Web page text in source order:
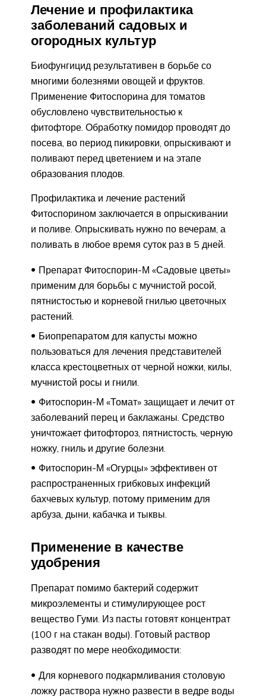
Лечение и профилактика
заболеваний садовых и
огородных культур
Биофунгицид результативен в борьбе со
многими болезнями овощей и фруктов.
Применение Фитоспорина для томатов
обусловлено чувствительностью к
фитофторе. Обработку помидор проводят до
посева, во период пикировки, опрыскивают и
поливают перед цветением и на этапе
образования плодов.
Профилактика и лечение растений
Фитоспорином заключается в опрыскивании
и поливе. Опрыскивать нужно по вечерам, а
поливать в любое время суток раз в 5 дней.
Препарат Фитоспорин-М «Садовые цветы»
применим для борьбы с мучнистой росой,
пятнистостью и корневой гнилью цветочных
растений.
Биопрепаратом для капусты можно
пользоваться для лечения представителей
класса крестоцветных от черной ножки, килы,
мучнистой росы и гнили.
Фитоспорин-М «Томат» защищает и лечит от
заболеваний перец и баклажаны. Средство
уничтожает фитофтороз, пятнистость, черную
ножку, гниль и другие болезни.
Фитоспорин-М «Огурцы» эффективен от
распространенных грибковых инфекций
бахчевых культур, потому применим для
арбуза, дыни, кабачка и тыквы.
Применение в качестве
удобрения
Препарат помимо бактерий содержит
микроэлементы и стимулирующее рост
вещество Гуми. Из пасты готовят концентрат
(100 г на стакан воды). Готовый раствор
разводят по мере необходимости:
Для корневого подкармливания столовую
ложку раствора нужно развести в ведре воды